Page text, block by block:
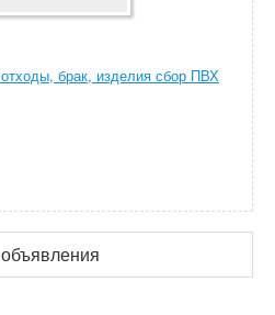
брак, изделия сбор ПВХ